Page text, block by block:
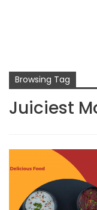
Browsing Tag
Juiciest